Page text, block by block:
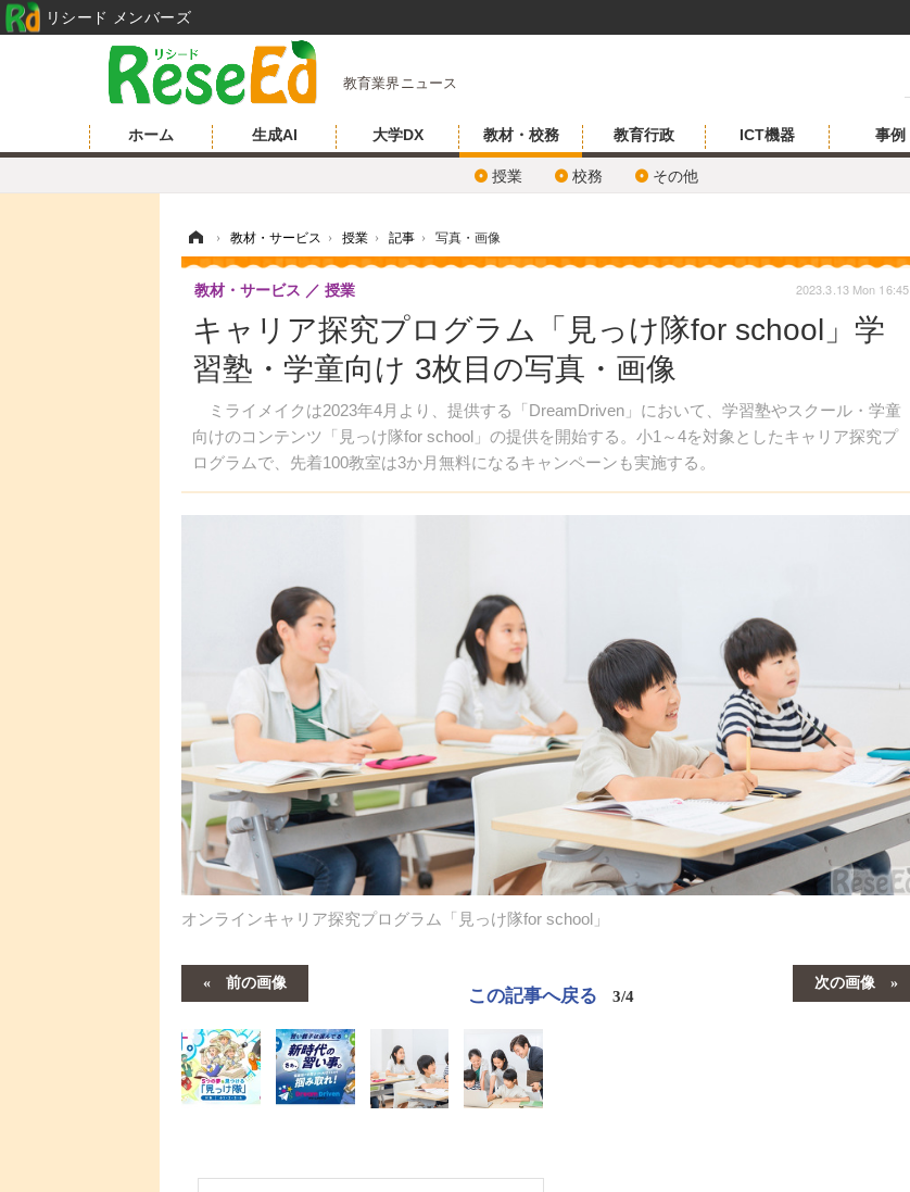
教育業界ニュース
ホーム 生成AI 大学DX 教材・校務
授業 校務 その他
教育行政 ICT機器 事例
› 教材・サービス › 授業 › 記事 › 写真・画像
キャリア探究プログラム「見っけ隊for school」学
習塾・学童向け 3枚目の写真・画像
ミライメイクは2023年4月より、提供する「DreamDriven」において、学習塾やスクール・学童
向けのコンテンツ「見っけ隊for school」の提供を開始する。小1～4を対象としたキャリア探究プ
ログラムで、先着100教室は3か月無料になるキャンペーンも実施する。
教材・サービス 授業 2023.3.13 Mon 16:45
オンラインキャリア探究プログラム「見っけ隊for school」
前の画像 次の画像
この記事へ戻る 3/4
リシード メンバーズ